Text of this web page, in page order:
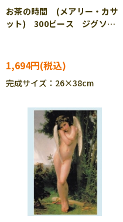
お茶の時間 (メアリー・カサ
ット) 300ピース ジグソー
1,694円
完成サイズ：26×38cm